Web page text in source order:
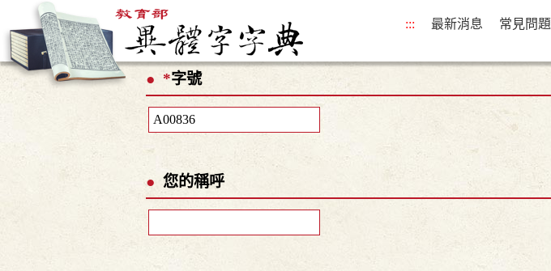
::: 最新消息 常見問題
*字號
您的稱呼